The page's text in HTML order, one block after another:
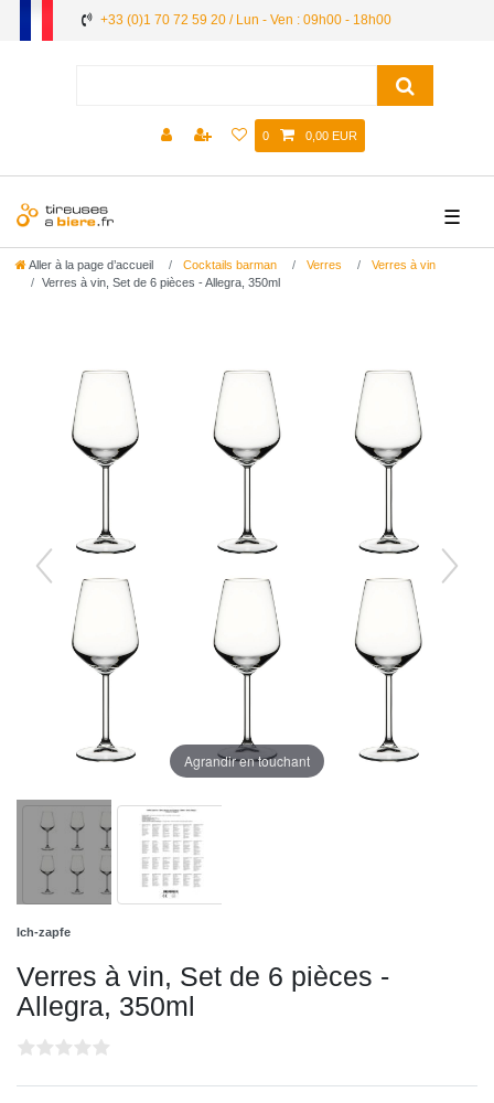
+33 (0)1 70 72 59 20 / Lun - Ven : 09h00 - 18h00
0 0,00 EUR
☰
Aller à la page d’accueil Cocktails barman Verres
Verres à vin
Verres à vin, Set de 6 pièces - Allegra, 350ml
Agrandir en touchant
Ich-zapfe
Verres à vin, Set de 6 pièces -
Allegra, 350ml